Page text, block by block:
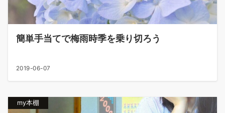
簡単手当てで梅雨時季を乗り切ろう
2019-06-07
my本棚